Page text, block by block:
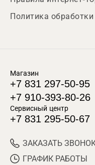
Политика
Магазин
+7 831 297-50-95
+7 910-393-80-26
Сервисный центр
+7 831 295-50-67
ЗАКАЗАТЬ
ГРАФИК РАБОТЫ